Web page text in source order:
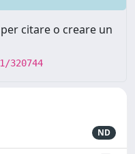
citare o creare un
320744
ND